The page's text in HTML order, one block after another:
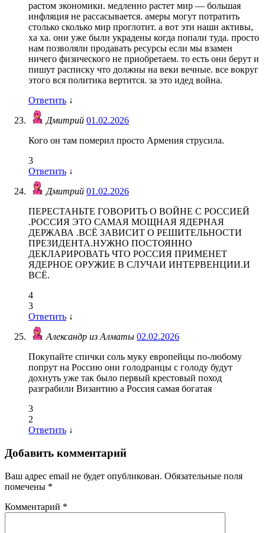
растом экономики. медленно растет мир — большая
инфляция не рассасывается. амеры могут потратить
столько сколько мир проглотит. а вот эти наши активы,
ха ха. они уже были украдены когда попали туда. просто
нам позволяли продавать ресурсы если мы взамен
ничего физического не приобретаем. то есть они берут и
пишут расписку что должны на веки вечные. все вокруг
этого вся политика вертится. за это идед война.
Ответить ↓
Дмитрий 01.02.2026
Кого он там померил просто Армения струсила.
3
Ответить ↓
Дмитрий 01.02.2026
ПЕРЕСТАНЬТЕ ГОВОРИТЬ О ВОЙНЕ С РОССИЕЙ
.РОССИЯ ЭТО САМАЯ МОЩНАЯ ЯДЕРНАЯ
ДЕРЖАВА .ВСЁ ЗАВИСИТ О РЕШИТЕЛЬНОСТИ
ПРЕЗИДЕНТА.НУЖНО ПОСТОЯННО
ДЕКЛАРИРОВАТЬ ЧТО РОССИЯ ПРИМЕНЕТ
ЯДЕРНОЕ ОРУЖИЕ В СЛУЧАИ ИНТЕРВЕНЦИИ.И
ВСЁ.
4
3
Ответить ↓
Александр из Алматы 02.02.2026
Покупайте спички соль муку европейцы по-любому
попрут на Россию они голодранцы с голоду будут
дохнуть уже так было первый крестовый поход
разграбили Византию а Россия самая богатая
3
2
Ответить ↓
Добавить комментарий
Ваш адрес email не будет опубликован. Обязательные поля
помечены *
Комментарий *